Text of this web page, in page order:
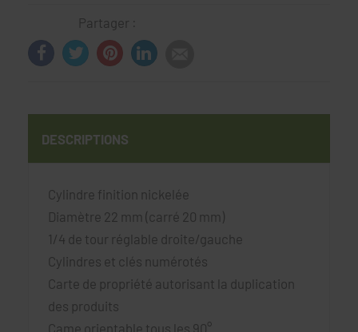
Partager :
DESCRIPTIONS
Cylindre finition nickelée
Diamètre 22 mm (carré 20 mm)
1/4 de tour réglable droite/gauche
Cylindres et clés numérotés
Carte de propriété autorisant la duplication
des produits
Came orientable tous les 90°